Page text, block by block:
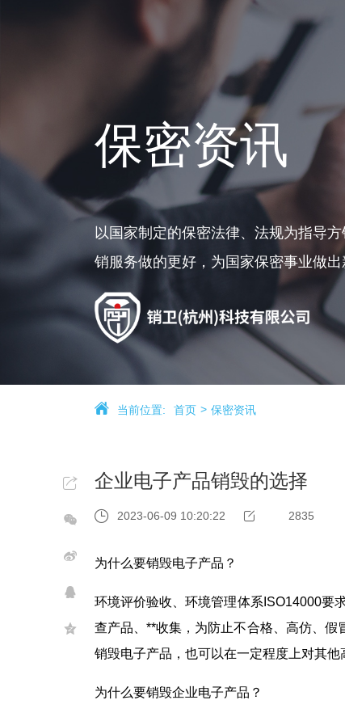
保密资讯
以国家制定的保密法律、法规为指导
销服务做的更好，为国家保密事业做出
当前位置: 首页 保密资讯
企业电子产品销毁的选择
2023-06-09 10:20:22 2835
为什么要销毁电子产品？
环境评价验收、环境管理体系ISO14000要
查产品、**收集，为防止不合格、高仿、
销毁电子产品，也可以在一定程度上对其他
为什么要销毁企业电子产品？